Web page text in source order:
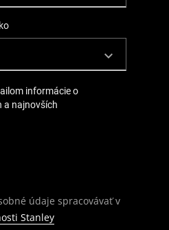
informácie o
a najnovších
údaje spracovávať v
Stanley